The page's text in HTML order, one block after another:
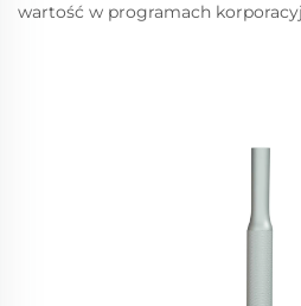
wartość w programach